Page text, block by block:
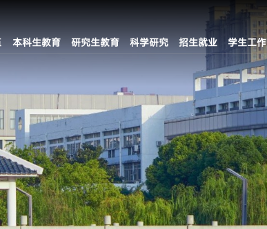
本科生教育 研究生教育 科学研究 招生就业 学生工作